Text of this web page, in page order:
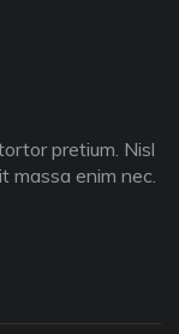
pretium. Nisl
massa enim nec.